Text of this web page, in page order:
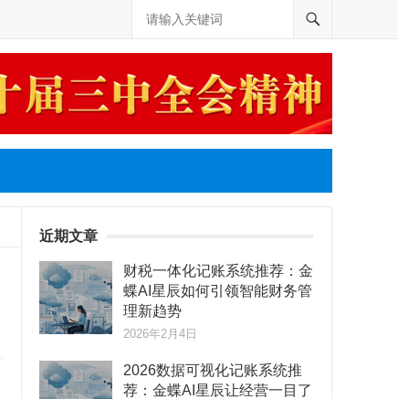
近期文章
财税一体化记账系统推荐：金
蝶AI星辰如何引领智能财务管
理新趋势
2026年2月4日
2026数据可视化记账系统推
荐：金蝶AI星辰让经营一目了